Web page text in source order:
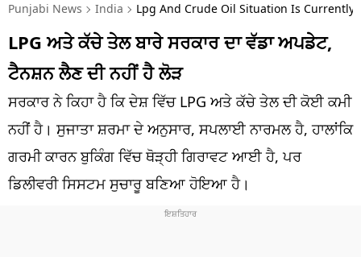
ਕਾਰੋਬਾਰ
ਕਰਿਅਰ
ਮਨੋਰੰਜਨ
ਦੇਸ਼
ਲਾਈਫ ਸਟਾਈਲ
Punjabi News India Lpg And Crude Oil Situation Is
LPG ਅਤੇ ਕੱਚੇ ਤੇਲ ਬਾਰੇ ਸਰਕਾਰ ਦਾ ਵੱਡਾ ਅਪਡੇਟ,
ਟੈਨਸ਼ਨ ਲੈਣ ਦੀ ਨਹੀਂ ਹੈ ਲੋੜ
ਸਰਕਾਰ ਨੇ ਕਿਹਾ ਹੈ ਕਿ ਦੇਸ਼ ਵਿੱਚ LPG ਅਤੇ ਕੱਚੇ ਤੇਲ ਦੀ ਕੋਈ ਕਮੀ
ਨਹੀਂ ਹੈ। ਸੁਜਾਤਾ ਸ਼ਰਮਾ ਦੇ ਅਨੁਸਾਰ, ਸਪਲਾਈ ਨਾਰਮਲ ਹੈ, ਹਾਲਾਂਕਿ
ਗਰਮੀ ਕਾਰਨ ਬੁਕਿੰਗ ਵਿੱਚ ਥੋੜ੍ਹੀ ਗਿਰਾਵਟ ਆਈ ਹੈ, ਪਰ
ਡਿਲੀਵਰੀ ਸਿਸਟਮ ਸੁਚਾਰੂ ਬਣਿਆ ਹੋਇਆ ਹੈ।